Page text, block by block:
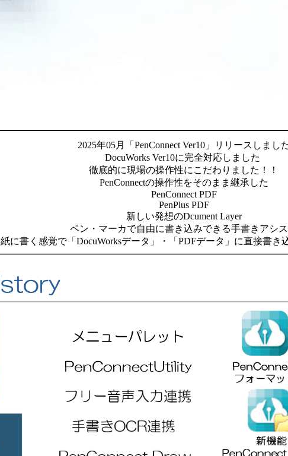
2025年05月「PenConnect Ver10」リリースしまし
DocuWorks Ver10に完全対応しました
徹底的に現場の操作性にこだわりました！！
PenConnectの操作性をそのまま継承した
PenConnect PDF
PenPlus PDF
新しい発想のDcument Layer
ペン・マーカで自由に書き込みできる手書きアシス
紙に書く感覚で「DocuWorksデータ」・「PDFデータ」に直接書き